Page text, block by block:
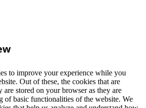
to improve your experience while you
Out of these, the cookies that are
are stored on your browser as they are
of basic functionalities of the website. We